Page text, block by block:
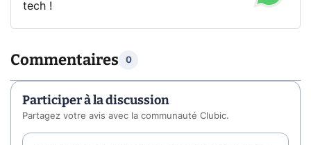
tech !
Commentaires 0
Participer à la discussion
Partagez votre avis avec la communauté Clubic.